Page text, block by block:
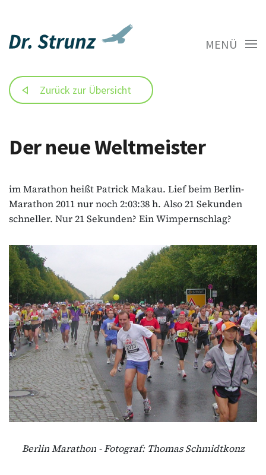
MENÜ
Zurück zur Übersicht
Der neue Weltmeister
im Marathon heißt Patrick Makau. Lief beim Berlin-
Marathon 2011 nur noch 2:03:38 h. Also 21 Sekunden
schneller. Nur 21 Sekunden? Ein Wimpernschlag?
Berlin Marathon - Fotograf: Thomas Schmidtkonz